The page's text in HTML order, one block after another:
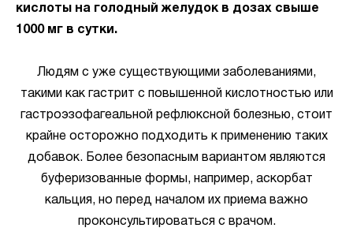
кислоты на голодный желудок в дозах свыше
1000 мг в сутки.
Людям с уже существующими заболеваниями,
такими как гастрит с повышенной кислотностью или
гастроэзофагеальной рефлюксной болезнью, стоит
крайне осторожно подходить к применению таких
добавок. Более безопасным вариантом являются
буферизованные формы, например, аскорбат
кальция, но перед началом их приема важно
проконсультироваться с врачом.